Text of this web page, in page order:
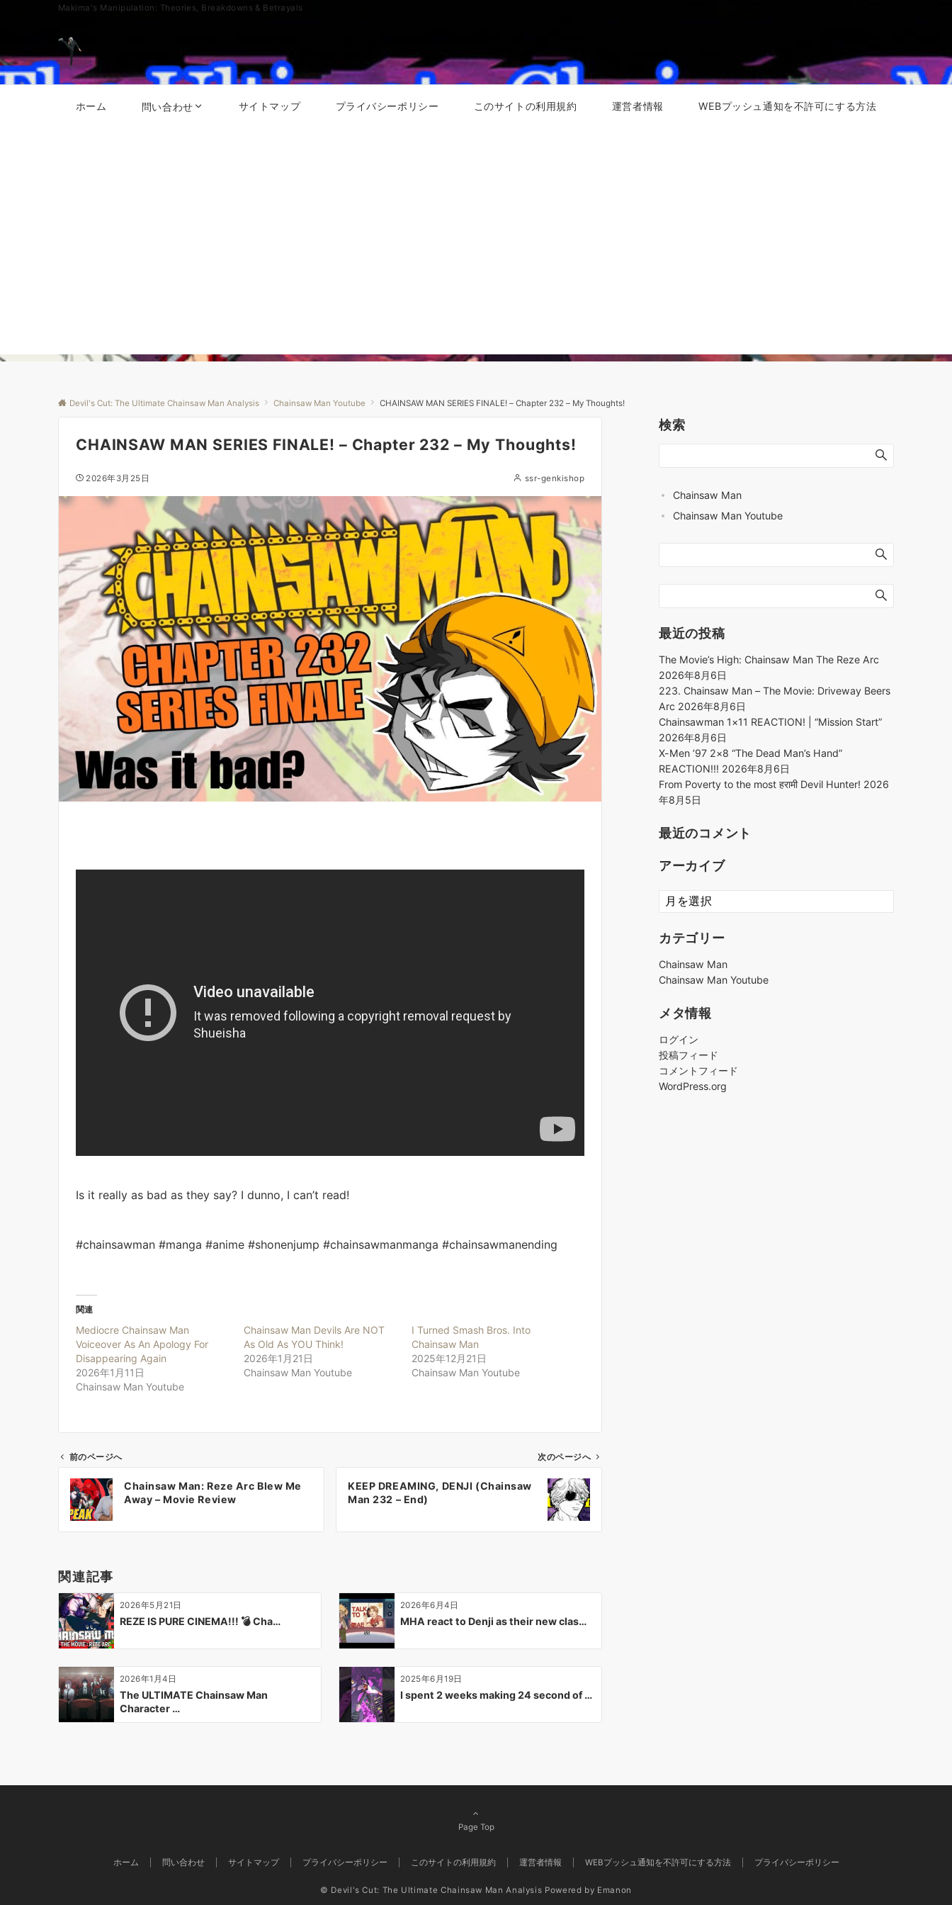
Makima's Manipulation: Theories, Breakdowns & Betrayals
ホーム 問い合わせ サイトマップ プライバシーポリシー このサイトの利用規約 運営者情報 WEBプッシュ通知を不許可にする方法
Devil's Cut: The Ultimate Chainsaw Man Analysis Chainsaw Man Youtube CHAINSAW MAN SERIES FINALE! – Chapter 232 – My Thoughts!
CHAINSAW MAN SERIES FINALE! – Chapter 232 – My Thoughts!
2026年3月25日 ssr-genkishop
Is it really as bad as they say? I dunno, I can’t read!
#chainsawman #manga #anime #shonenjump #chainsawmanmanga #chainsawmanending
関連
Mediocre Chainsaw Man
Voiceover As An Apology For
Disappearing Again
2026年1月11日
Chainsaw Man Youtube
Chainsaw Man Devils Are NOT
As Old As YOU Think!
2026年1月21日
Chainsaw Man Youtube
I Turned Smash Bros. Into
Chainsaw Man
2025年12月21日
Chainsaw Man Youtube
シ
ョ
ン
前のページへ
Chainsaw Man: Reze Arc Blew Me
Away – Movie Review
次のページへ
KEEP DREAMING, DENJI (Chainsaw
Man 232 – End)
関連記事
2026年5月21日
REZE IS PURE CINEMA!!! 💣 Cha…
2026年6月4日
MHA react to Denji as their new clas…
2026年1月4日
The ULTIMATE Chainsaw Man
Character …
2025年6月19日
I spent 2 weeks making 24 second of …
検索
Chainsaw Man
Chainsaw Man Youtube
最近の投稿
The Movie’s High: Chainsaw Man The Reze Arc
2026年8月6日
223. Chainsaw Man – The Movie: Driveway Beers
Arc 2026年8月6日
Chainsawman 1×11 REACTION! | “Mission Start”
2026年8月6日
X-Men ’97 2×8 “The Dead Man’s Hand”
REACTION!!! 2026年8月6日
From Poverty to the most हरामी Devil Hunter! 2026
年8月5日
最近のコメント
アーカイブ
ア
ー
イ
カテゴリー
Chainsaw Man
Chainsaw Man Youtube
メタ情報
ログイン
投稿フィード
コメントフィード
WordPress.org
Page Top
ホーム 問い合わせ サイトマップ プライバシーポリシー このサイトの利用規約 運営者情報 WEBプッシュ通知を不許可にする方法 プライバシーポリシー
© Devil's Cut: The Ultimate Chainsaw Man Analysis Powered by Emanon